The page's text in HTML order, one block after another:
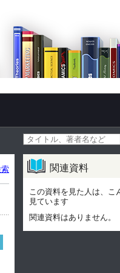
関連資料
この資料を見た人は、こ
見ています
関連資料はありません。